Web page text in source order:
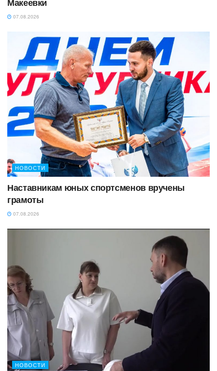
07.08.2026
НОВОСТИ
Наставникам юных спортсменов вручены
грамоты
07.08.2026
НОВОСТИ